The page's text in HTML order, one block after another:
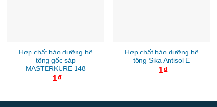
Hợp chất bảo dưỡng bê
tông gốc sáp
MASTERKURE 148
1₫
Hợp chất bảo dưỡng bê
tông Sika Antisol E
1₫